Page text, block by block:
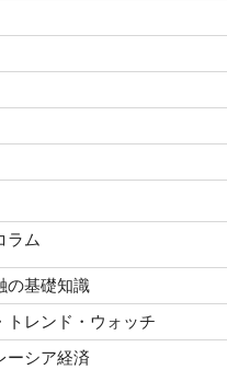
ラム
の基礎知識
トレンド・ウォッチ
ーシア経済